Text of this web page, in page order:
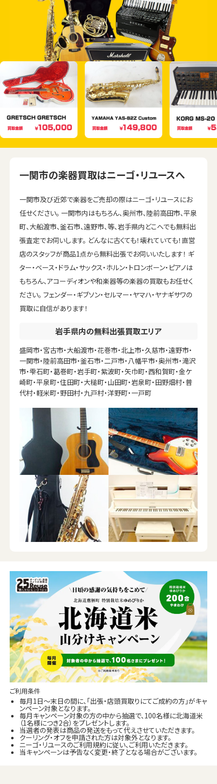
一関市の楽器買取はニーゴ・リユースへ
一関市及び近郊で楽器をご売却の際はニーゴ・リユースにお
任せください。 一関市内はもちろん、奥州市、陸前高田市、平泉
町、大船渡市、釜石市、遠野市、等、岩手県内どこへでも無料出
張査定でお伺いします。 どんなに古くても！壊れていても！直営
店のスタッフが商品1点から無料出張でお伺いいたします！ ギ
ター・ベース・ドラム・サックス・ホルン・トロンボーン・ピアノは
もちろん、アコーディオンや和楽器等の楽器の買取もお任せく
ださい。 フェンダー・ギブソン・セルマー・ヤマハ・ヤナギサワの
買取に自信があります！
岩手県内の無料出張買取エリア
盛岡市・宮古市・大船渡市・花巻市・北上市・久慈市・遠野市・
一関市・陸前高田市・釜石市・二戸市・八幡平市・奥州市・滝沢
市・雫石町・葛巻町・岩手町・紫波町・矢巾町・西和賀町・金ケ
崎町・平泉町・住田町・大槌町・山田町・岩泉町・田野畑村・普
代村・軽米町・野田村・九戸村・洋野町・一戸町
ご利用条件
毎月1日～末日の間に、「出張・店頭買取りにてご成約の方」がキャ
ンペーン対象となります。
毎月キャンペーン対象の方の中から抽選で、100名様に北海道米
（1名様につき2合）をプレゼントします。
当選者の発表は商品の発送をもって代えさせていただきます。
クーリング・オフを申請された方は対象外となります。
ニーゴ・リユースのご利用規約に従い、ご利用いただきます。
当キャンペーンは予告なく変更・終了となる場合がございます。